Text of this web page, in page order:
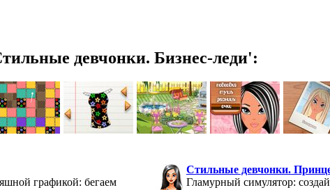
девчонки. Бизнес-леди':
графикой: бегаем
Стильные девчонки.
Гламурный симулятор: